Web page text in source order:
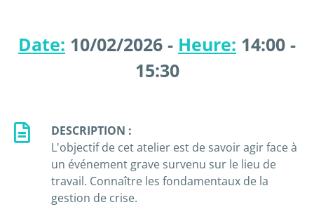
Date: 10/02/2026 - Heure: 14:00 -
15:30
DESCRIPTION :
L'objectif de cet atelier est de savoir agir face à
un événement grave survenu sur le lieu de
travail. Connaître les fondamentaux de la
gestion de crise.